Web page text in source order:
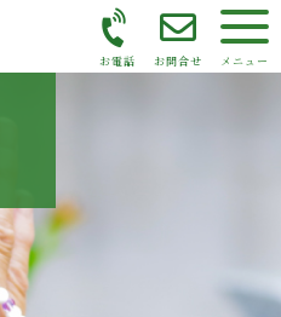
お電話 お問合せ メニュー